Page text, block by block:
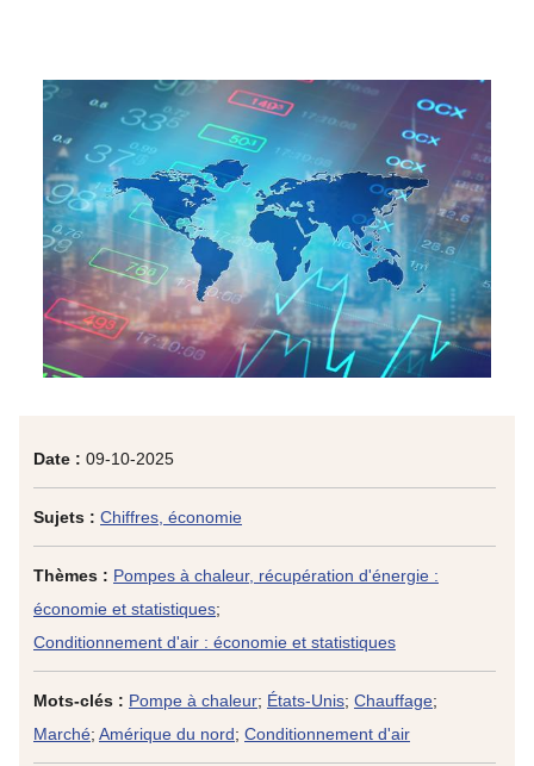
Date : 09-10-2025
Sujets : Chiffres, économie
Thèmes : Pompes à chaleur, récupération d'énergie :
économie et statistiques;
Conditionnement d'air : économie et statistiques
Mots-clés : Pompe à chaleur; États-Unis; Chauffage;
Marché; Amérique du nord; Conditionnement d'air